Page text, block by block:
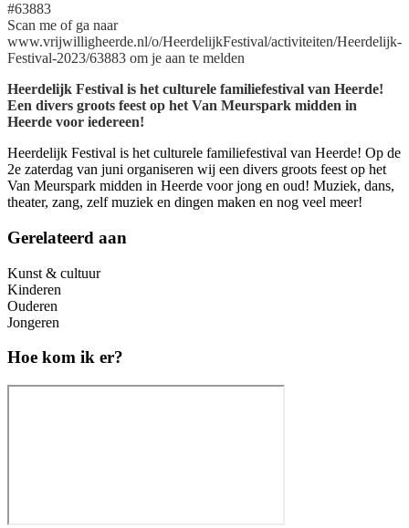
#63883
Scan me of ga naar
www.vrijwilligheerde.nl/o/HeerdelijkFestival/activiteiten/Heerdelijk-
Festival-2023/63883 om je aan te melden
Heerdelijk Festival is het culturele familiefestival van Heerde!
Een divers groots feest op het Van Meurspark midden in
Heerde voor iedereen!
Heerdelijk Festival is het culturele familiefestival van Heerde! Op de
2e zaterdag van juni organiseren wij een divers groots feest op het
Van Meurspark midden in Heerde voor jong en oud! Muziek, dans,
theater, zang, zelf muziek en dingen maken en nog veel meer!
Gerelateerd aan
Kunst & cultuur
Kinderen
Ouderen
Jongeren
Hoe kom ik er?